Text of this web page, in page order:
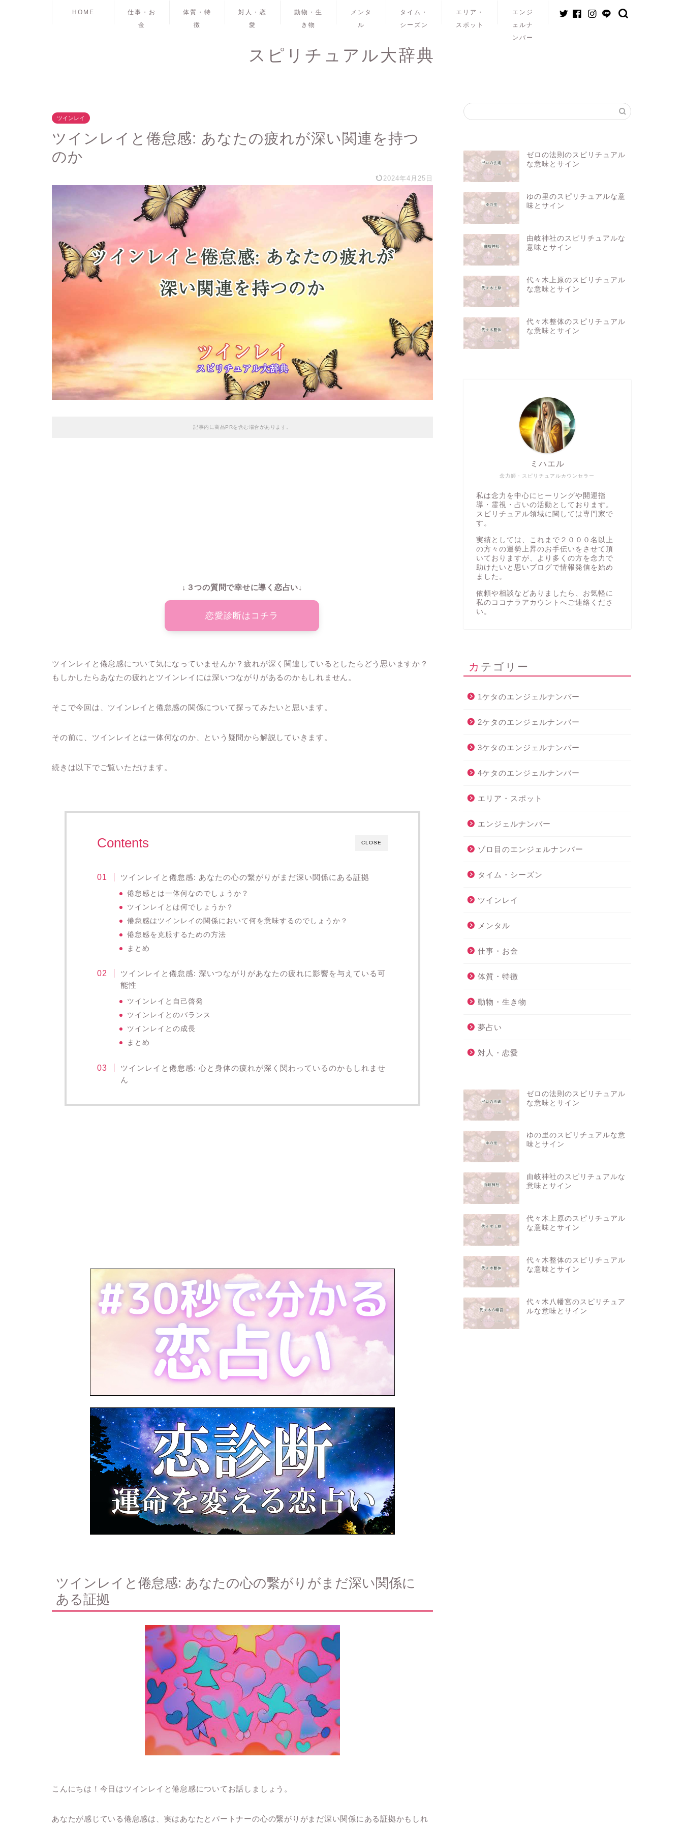
HOME
仕事・お
金
体質・特
徴
対人・恋
愛
動物・生
き物
メンタ
ル
タイム・
シーズン
エリア・
スポット
エンジ
ェルナ
ンバー
スピリチュアル大辞典
ツインレイ
ツインレイと倦怠感: あなたの疲れが深い関連を持つ
のか
2024年4月25日
記事内に商品PRを含む場合があります。
↓３つの質問で幸せに導く恋占い↓
恋愛診断はコチラ
ツインレイと倦怠感について気になっていませんか？疲れが深く関連しているとしたらどう思いますか？
もしかしたらあなたの疲れとツインレイには深いつながりがあるのかもしれません。
そこで今回は、ツインレイと倦怠感の関係について探ってみたいと思います。
その前に、ツインレイとは一体何なのか、という疑問から解説していきます。
続きは以下でご覧いただけます。
CLOSE
Contents
ツインレイと倦怠感: あなたの心の繋がりがまだ深い関係にある証拠
倦怠感とは一体何なのでしょうか？
ツインレイとは何でしょうか？
倦怠感はツインレイの関係において何を意味するのでしょうか？
倦怠感を克服するための方法
まとめ
ツインレイと倦怠感: 深いつながりがあなたの疲れに影響を与えている可
能性
ツインレイと自己啓発
ツインレイとのバランス
ツインレイとの成長
まとめ
ツインレイと倦怠感: 心と身体の疲れが深く関わっているのかもしれませ
ん
ツインレイと倦怠感: あなたの心の繋がりがまだ深い関係に
ある証拠
こんにちは！今日はツインレイと倦怠感についてお話しましょう。
あなたが感じている倦怠感は、実はあなたとパートナーの心の繋がりがまだ深い関係にある証拠かもしれ
ゼロの法則のスピリチュアル
な意味とサイン
ゆの里のスピリチュアルな意
味とサイン
由岐神社のスピリチュアルな
意味とサイン
代々木上原のスピリチュアル
な意味とサイン
代々木整体のスピリチュアル
な意味とサイン
念力師・スピリチュアルカウンセラー
ミハエル
私は念力を中心にヒーリングや開運指
導・霊視・占いの活動としております。
スピリチュアル領域に関しては専門家で
す。
実績としては、これまで２０００名以上
の方々の運勢上昇のお手伝いをさせて頂
いておりますが、より多くの方を念力で
助けたいと思いブログで情報発信を始め
ました。
依頼や相談などありましたら、お気軽に
私の ココナラアカウント へご連絡くださ
い。
カテゴリー
1ケタのエンジェルナンバー
2ケタのエンジェルナンバー
3ケタのエンジェルナンバー
4ケタのエンジェルナンバー
エリア・スポット
エンジェルナンバー
ゾロ目のエンジェルナンバー
タイム・シーズン
ツインレイ
メンタル
仕事・お金
体質・特徴
動物・生き物
夢占い
対人・恋愛
ゼロの法則のスピリチュアル
な意味とサイン
ゆの里のスピリチュアルな意
味とサイン
由岐神社のスピリチュアルな
意味とサイン
代々木上原のスピリチュアル
な意味とサイン
代々木整体のスピリチュアル
な意味とサイン
代々木八幡宮のスピリチュア
ルな意味とサイン